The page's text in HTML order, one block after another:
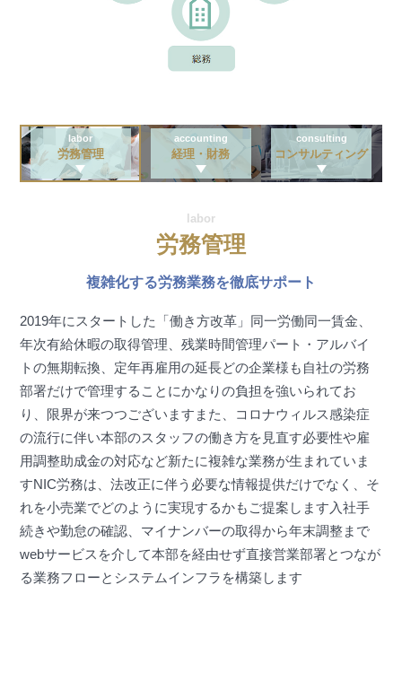
labor
労務管理
accounting
経理・財務
consulting
コンサルティング
labor
労務管理
​複雑化する労務業務を徹底サポート
2019年にスタートした「働き方改革」
同一労働同一賃金、
年次有給休暇の取得管理、残業時間管理パート・アルバイ
トの無期転換、定年再雇用の延長どの企業様も自社の労務
部署だけで管理することにかなりの負担を強いられてお
り、限界が来つつございます また、コロナウィルス感染症
の流行に伴い本部のスタッフの働き方を見直す必要性や雇
用調整助成金の対応など新たに複雑な業務が生まれていま
すNIC労務は、法改正に伴う必要な情報提供だけでなく、 そ
れを小売業でどのように実現するかもご提案します 入社手
続きや勤怠の確認、マイナンバーの取得から年末調整まで
webサービスを介して本部を経由せず直接営業部署とつなが
る業務フローとシステムインフラを構築します
Accounting
経理・財務
​安心できるバックオフィス
「​経理担当者が急に辞めてしまった」
「採用してもすぐに
辞めてしまう」「経理の業務工数を減らしたい」 「安定し
たPLを早くアウトプットしたい」
NIC経理は、届いた請求書を仕訳するだけでなく 小売の経理
業務における課題解決を提案します
例えば、取引先からコスト削減の可能性を見つけたり 管理
会計や業務フローの提案、webワークフローの構築など ​積み
上げた経験を踏まえたサービスをご提供いたします
導入企業様
Consulting
コンサルティング
経理・労務受託会社様へのサポート
【会社設立・合併】​
管理業務の業務委託をご検討するきっかけに
会社の合併や
再編が多々ございますシステムインフラや人事制度の見直
し内部統制や業務フローの構築など
NICは、会社設立や合併
のサポート経験がございます
【経費削減】
小売にフィットしたコスト削減のノウハウといくつもの信
頼おけるパートナー企業は店舗・事業所の業務受託から得
られた資産です備品購入から保険契約、修繕管理、賃料削
減までお店と本部で起こりうるさまざまな課題解決に積み
上げられた資産を武器にサポート致します